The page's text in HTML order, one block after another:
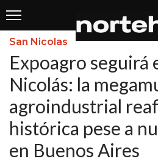
Últimas
Noticias
INICIO
NOTICIAS RECIENTES
SAN NICOLAS
San Nicolas
Expoagro seguirá
Nicolás: la
agroindustrial
histórica pese a
en Buenos Aires